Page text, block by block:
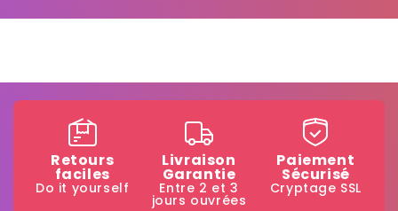
Retours
faciles
Do it yourself
Livraison
Garantie
Entre 2 et 3
jours ouvrées
Paiement
Sécurisé
Cryptage SSL